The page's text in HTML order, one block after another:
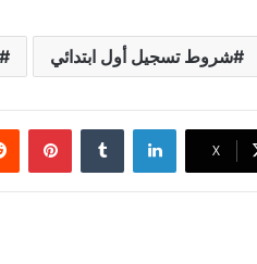
شروط تسجيل أول ابتدائي
‫X
لينكدإن بينتيريست